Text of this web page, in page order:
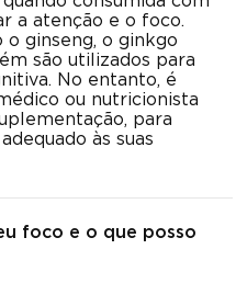
a atenção e o foco.
ginseng, o ginkgo
são utilizados para
No entanto, é
ou nutricionista
para
às suas
foco e o que posso